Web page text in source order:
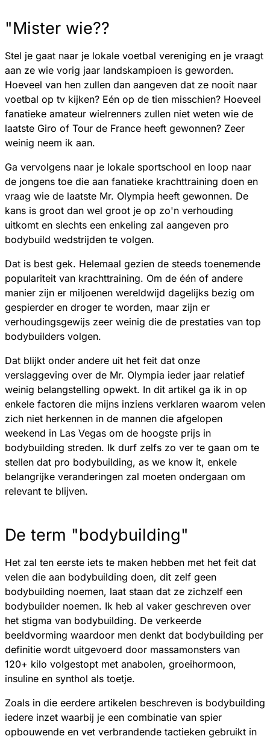
"Mister wie??
Stel je gaat naar je lokale voetbal vereniging en je vraagt
aan ze wie vorig jaar landskampioen is geworden.
Hoeveel van hen zullen dan aangeven dat ze nooit naar
voetbal op tv kijken? Eén op de tien misschien? Hoeveel
fanatieke amateur wielrenners zullen niet weten wie de
laatste Giro of Tour de France heeft gewonnen? Zeer
weinig neem ik aan.
Ga vervolgens naar je lokale sportschool en loop naar
de jongens toe die aan fanatieke krachttraining doen en
vraag wie de laatste Mr. Olympia heeft gewonnen. De
kans is groot dan wel groot je op zo'n verhouding
uitkomt en slechts een enkeling zal aangeven pro
bodybuild wedstrijden te volgen.
Dat is best gek. Helemaal gezien de steeds toenemende
populariteit van krachttraining. Om de één of andere
manier zijn er miljoenen wereldwijd dagelijks bezig om
gespierder en droger te worden, maar zijn er
verhoudingsgewijs zeer weinig die de prestaties van top
bodybuilders volgen.
Dat blijkt onder andere uit het feit dat onze
verslaggeving over de Mr. Olympia ieder jaar relatief
weinig belangstelling opwekt. In dit artikel ga ik in op
enkele factoren die mijns inziens verklaren waarom velen
zich niet herkennen in de mannen die afgelopen
weekend in Las Vegas om de hoogste prijs in
bodybuilding streden. Ik durf zelfs zo ver te gaan om te
stellen dat pro bodybuilding, as we know it, enkele
belangrijke veranderingen zal moeten ondergaan om
relevant te blijven.
De term "bodybuilding"
Het zal ten eerste iets te maken hebben met het feit dat
velen die aan bodybuilding doen, dit zelf geen
bodybuilding noemen, laat staan dat ze zichzelf een
bodybuilder noemen. Ik heb al vaker geschreven over
het stigma van bodybuilding. De verkeerde
beeldvorming waardoor men denkt dat bodybuilding per
definitie wordt uitgevoerd door massamonsters van
120+ kilo volgestopt met anabolen, groeihormoon,
insuline en synthol als toetje.
Zoals in die eerdere artikelen beschreven is bodybuilding
iedere inzet waarbij je een combinatie van spier
opbouwende en vet verbrandende tactieken gebruikt in